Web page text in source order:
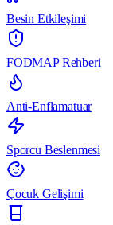
Besin Etkileşimi
FODMAP Rehberi
Anti-Enflamatuar
Sporcu Beslenmesi
Çocuk Gelişimi